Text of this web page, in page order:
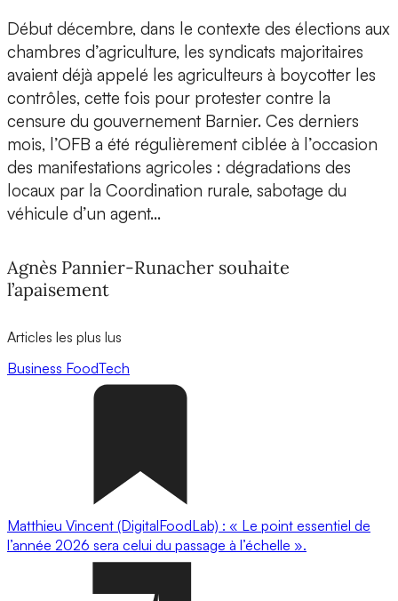
Début décembre, dans le contexte des élections aux
chambres d’agriculture, les syndicats majoritaires
avaient déjà appelé les agriculteurs à boycotter les
contrôles, cette fois pour protester contre la
censure du gouvernement Barnier. Ces derniers
mois, l’OFB a été régulièrement ciblée à l’occasion
des manifestations agricoles : dégradations des
locaux par la Coordination rurale, sabotage du
véhicule d’un agent…
Agnès Pannier-Runacher souhaite
l’apaisement
Articles les plus lus
Business FoodTech
Matthieu Vincent (DigitalFoodLab) : « Le point essentiel de
l’année 2026 sera celui du passage à l’échelle ».